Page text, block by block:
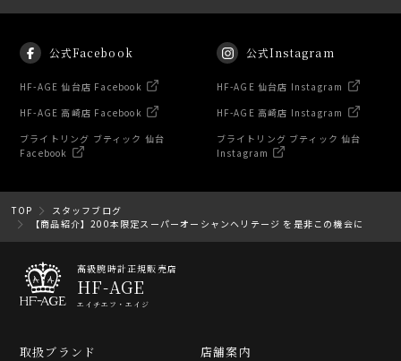
公式Facebook
HF-AGE 仙台店 Facebook
HF-AGE 高崎店 Facebook
ブライトリング ブティック 仙台
Facebook
公式Instagram
HF-AGE 仙台店 Instagram
HF-AGE 高崎店 Instagram
ブライトリング ブティック 仙台
Instagram
TOP
スタッフブログ
【商品紹介】200本限定スーパーオーシャンヘリテージ を是非この機会に
高級腕時計正規販売店
HF-AGE
エイチエフ・エイジ
取扱ブランド 店舗案内